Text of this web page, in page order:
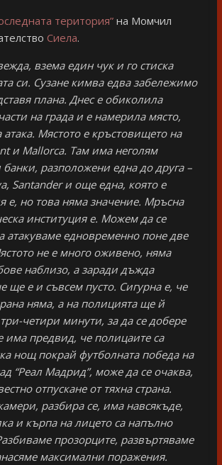
територия”на Момчил
Сиела.
взема един чук и го стиска
си. Сузане кимва едва забележимо
плана. Днес е обиколила
на града и е намерила място,
Мястото е кръстовището на
и Mallorca. Там има неголям
разположени една до друга –
Santanderи още една, която е
е, но това няма значение. Мръсна
институция е. Можем да се
атакуваме едновременно поне две
не е много оживено, няма
наблизо, а заради дъжда
ще е и съвсем пусто. Сигурна е, че
няма, а на полицията ще й
четири минути, за да се добере
има предвид, че полицаите са
нощ покрай футболната победа на
“Реал Мадрид”, може да се очаква,
отпускане от тяхна страна.
разбира се, има навсякъде,
и кърпа на лицето са напълно
прозорците, развъртяваме
максимални поражения.